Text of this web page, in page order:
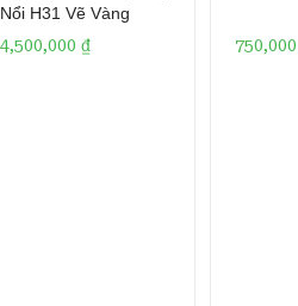
Nổi H31 Vẽ Vàng
4,500,000 ₫ 750,000